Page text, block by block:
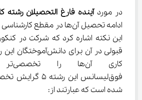
در مورد آینده فارغ التحصیلان رشته
ادامه تحصیل آن‌ها در مقطع
این نکته اشاره کرد که شرکت در
فوق‌لیسانس این
شده است که عبارتند از: